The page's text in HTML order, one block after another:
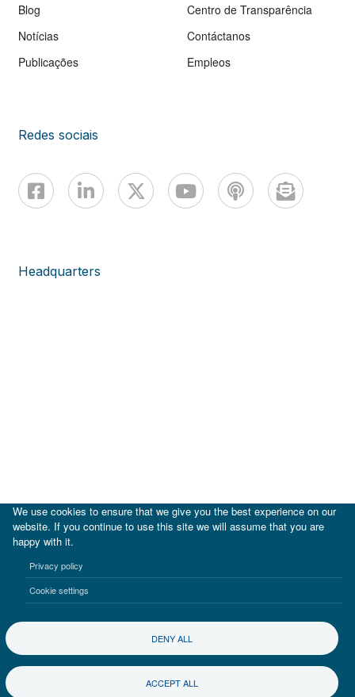
Blog
Notícias
Publicações
Centro de Transparência
Contáctanos
Empleos
Redes sociais
Headquarters
Termos de uso Aviso de privacidad
We use cookies to ensure that we give you the best experience on our
website. If you continue to use this site we will assume that you are
happy with it.
Privacy policy
Cookie settings
DENY ALL
ACCEPT ALL